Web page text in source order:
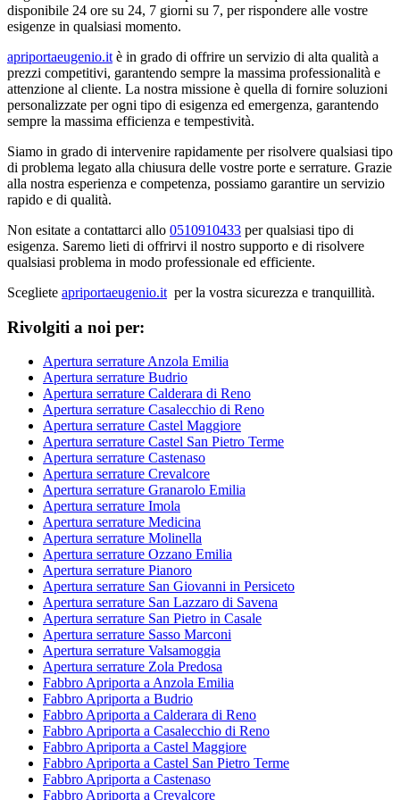
disponibile 24 ore su 24, 7 giorni su 7, per rispondere alle vostre
esigenze in qualsiasi momento.
apriportaeugenio.it è in grado di offrire un servizio di alta qualità a
prezzi competitivi, garantendo sempre la massima professionalità e
attenzione al cliente. La nostra missione è quella di fornire soluzioni
personalizzate per ogni tipo di esigenza ed emergenza, garantendo
sempre la massima efficienza e tempestività.
Siamo in grado di intervenire rapidamente per risolvere qualsiasi tipo
di problema legato alla chiusura delle vostre porte e serrature. Grazie
alla nostra esperienza e competenza, possiamo garantire un servizio
rapido e di qualità.
Non esitate a contattarci allo 0510910433 per qualsiasi tipo di
esigenza. Saremo lieti di offrirvi il nostro supporto e di risolvere
qualsiasi problema in modo professionale ed efficiente.
Scegliete apriportaeugenio.it per la vostra sicurezza e tranquillità.
Rivolgiti a noi per:
Apertura serrature Anzola Emilia
Apertura serrature Budrio
Apertura serrature Calderara di Reno
Apertura serrature Casalecchio di Reno
Apertura serrature Castel Maggiore
Apertura serrature Castel San Pietro Terme
Apertura serrature Castenaso
Apertura serrature Crevalcore
Apertura serrature Granarolo Emilia
Apertura serrature Imola
Apertura serrature Medicina
Apertura serrature Molinella
Apertura serrature Ozzano Emilia
Apertura serrature Pianoro
Apertura serrature San Giovanni in Persiceto
Apertura serrature San Lazzaro di Savena
Apertura serrature San Pietro in Casale
Apertura serrature Sasso Marconi
Apertura serrature Valsamoggia
Apertura serrature Zola Predosa
Fabbro Apriporta a Anzola Emilia
Fabbro Apriporta a Budrio
Fabbro Apriporta a Calderara di Reno
Fabbro Apriporta a Casalecchio di Reno
Fabbro Apriporta a Castel Maggiore
Fabbro Apriporta a Castel San Pietro Terme
Fabbro Apriporta a Castenaso
Fabbro Apriporta a Crevalcore